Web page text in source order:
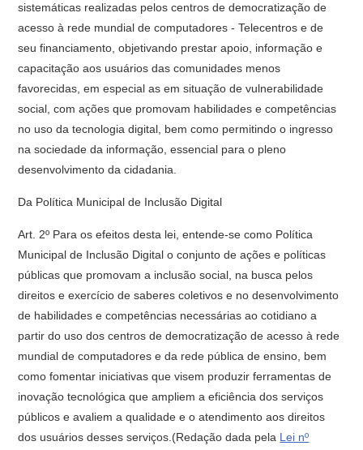
sistemáticas realizadas pelos centros de democratização de
acesso à rede mundial de computadores - Telecentros e de
seu financiamento, objetivando prestar apoio, informação e
capacitação aos usuários das comunidades menos
favorecidas, em especial as em situação de vulnerabilidade
social, com ações que promovam habilidades e competências
no uso da tecnologia digital, bem como permitindo o ingresso
na sociedade da informação, essencial para o pleno
desenvolvimento da cidadania.
Da Política Municipal de Inclusão Digital
Art. 2º Para os efeitos desta lei, entende-se como Política
Municipal de Inclusão Digital o conjunto de ações e políticas
públicas que promovam a inclusão social, na busca pelos
direitos e exercício de saberes coletivos e no desenvolvimento
de habilidades e competências necessárias ao cotidiano a
partir do uso dos centros de democratização de acesso à rede
mundial de computadores e da rede pública de ensino, bem
como fomentar iniciativas que visem produzir ferramentas de
inovação tecnológica que ampliem a eficiência dos serviços
públicos e avaliem a qualidade e o atendimento aos direitos
dos usuários desses serviços.(Redação dada pela Lei nº